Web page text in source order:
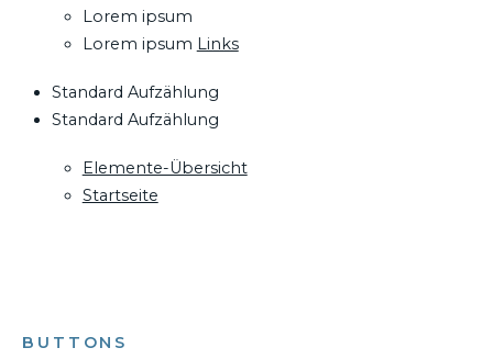
Lorem ipsum
Lorem ipsum Links
Standard Aufzählung
Standard Aufzählung
Elemente-Übersicht
Startseite
BUTTONS